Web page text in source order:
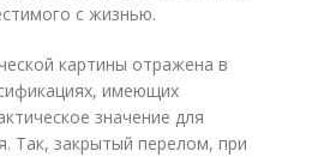
с жизнью.
картины отражена в
имеющих
значение для
Так, закрытый перелом, при